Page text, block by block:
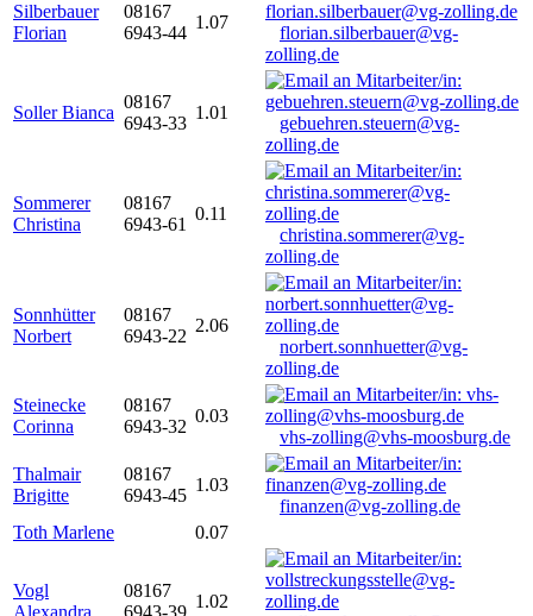
Silberbauer
Florian
08167
6943-44
1.07
florian.silberbauer@vg-
zolling.de
Soller Bianca
08167
6943-33
1.01
gebuehren.steuern@vg-
zolling.de
Sommerer
Christina
08167
6943-61
0.11
christina.sommerer@vg-
zolling.de
Sonnhütter
Norbert
08167
6943-22
2.06
norbert.sonnhuetter@vg-
zolling.de
Steinecke
Corinna
08167
6943-32
0.03
vhs-zolling@vhs-moosburg.de
Thalmair
Brigitte
08167
6943-45
1.03
finanzen@vg-zolling.de
Toth Marlene
0.07
Vogl
08167
1.02